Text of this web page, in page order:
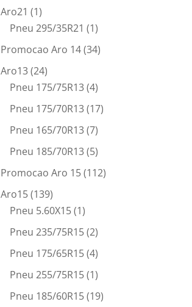
Aro21 (1)
Pneu 295/35R21 (1)
Promocao Aro 14(34)
Aro13(24)
Pneu 175/75R13(4)
Pneu 175/70R13(17)
Pneu 165/70R13(7)
Pneu 185/70R13(5)
Promocao Aro 15(112)
Aro15(139)
Pneu 5.60X15(1)
Pneu 235/75R15(2)
Pneu 175/65R15(4)
Pneu 255/75R15(1)
Pneu 185/60R15(19)